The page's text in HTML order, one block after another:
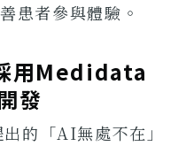
患者參與體驗。
用Medidata
發
的「AI無處不在」